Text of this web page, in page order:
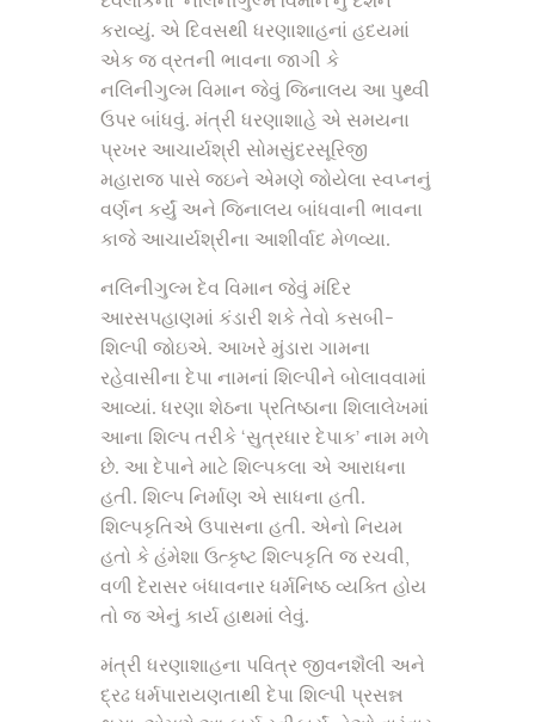
કરાવ્યું. એ દિવસથી ધરણાશાહનાં હદયમાં
એક જ વ્રતની ભાવના જાગી કે
નલિનીગુલ્મ વિમાન જેવું જિનાલય આ પુથ્વી
ઉપર બાંધવું. મંત્રી ધરણાશાહે એ સમયના
પ્રખર આચાર્યશ્રી સોમસુંદરસૂરિજી
મહારાજ પાસે જઇને એમણે જોયેલા સ્વપ્નનું
વર્ણન કર્યું અને જિનાલય બાંધવાની ભાવના
કાજે આચાર્યશ્રીના આશીર્વાદ મેળવ્યા.
નલિનીગુલ્મ દેવ વિમાન જેવું મંદિર
આરસપહાણમાં કંડારી શકે તેવો કસબી-
શિલ્પી જોઇએ. આખરે મુંડારા ગામના
રહેવાસીના દેપા નામનાં શિલ્પીને બોલાવવામાં
આવ્યાં. ધરણા શેઠના પ્રતિષ્ઠાના શિલાલેખમાં
આના શિલ્પ તરીકે ‘સુત્રધાર દેપાક’ નામ મળે
છે. આ દેપાને માટે શિલ્પકલા એ આરાધના
હતી. શિલ્પ નિર્માણ એ સાધના હતી.
શિલ્પકૃતિએ ઉપાસના હતી. એનો નિયમ
હતો કે હંમેશા ઉત્કૃષ્ટ શિલ્પકૃતિ જ રચવી,
વળી દેરાસર બંધાવનાર ધર્મનિષ્ઠ વ્યક્તિ હોય
તો જ એનું કાર્ય હાથમાં લેવું.
મંત્રી ધરણાશાહના પવિત્ર જીવનશૈલી અને
દ્રઢ ધર્મપારાયણતાથી દેપા શિલ્પી પ્રસન્ન